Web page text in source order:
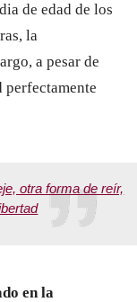
de edad de los
la
a pesar de
perfectamente
otra forma de reír,
en la